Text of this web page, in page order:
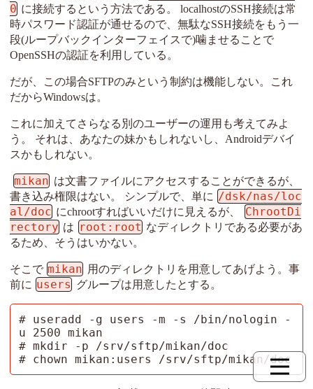
0 に接続するという方法である。 localhostのSSH接続は常
時パスワード認証が通せるので、無駄なSSH接続をもう一
段(ループバックインターフェイスで)噛ませることで
OpenSSHの認証を利用している。
だが、この場合SFTPのみという制約は機能しない。これ
だからWindowsは。
これに加えてさらなる別のユーザーの運用も考えてみよ
う。 それは、あなたの妹かもしれないし、Androidデバイ
スかもしれない。
mikan は文書ファイルにアクセスすることができるが、
書き込み権限はない。 シンプルで、単に /dsk/nas/loc
al/doc にchrootすればいいだけに見えるが、
ChrootDi
rectory は root:root なディレクトリである必要があ
るため、そうはいかない。
そこで mikan 用のディレクトリを用意してあげよう。事
前に users グループは用意したとする。
# useradd -g users -m -s /bin/nologin -
u 2500 mikan
# mkdir -p /srv/sftp/mikan/doc
# chown mikan:users /srv/sftp/mikan/doc